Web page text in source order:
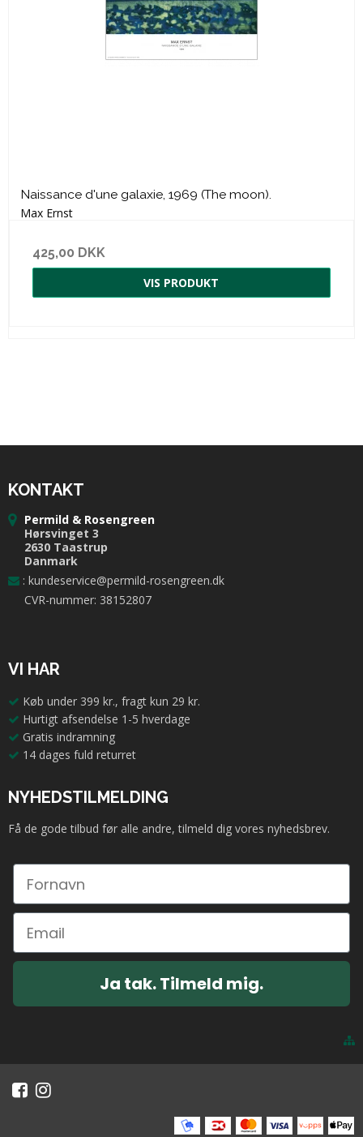
Naissance d'une galaxie, 1969 (The moon).
Max Ernst
425,00 DKK
VIS PRODUKT
KONTAKT
Permild & Rosengreen
Hørsvinget 3
2630 Taastrup
Danmark
: kundeservice@permild-rosengreen.dk
CVR-nummer: 38152807
VI HAR
Køb under 399 kr., fragt kun 29 kr.
Hurtigt afsendelse 1-5 hverdage
Gratis indramning
14 dages fuld returret
NYHEDSTILMELDING
Få de gode tilbud før alle andre, tilmeld dig vores nyhedsbrev.
Ja tak. Tilmeld mig.